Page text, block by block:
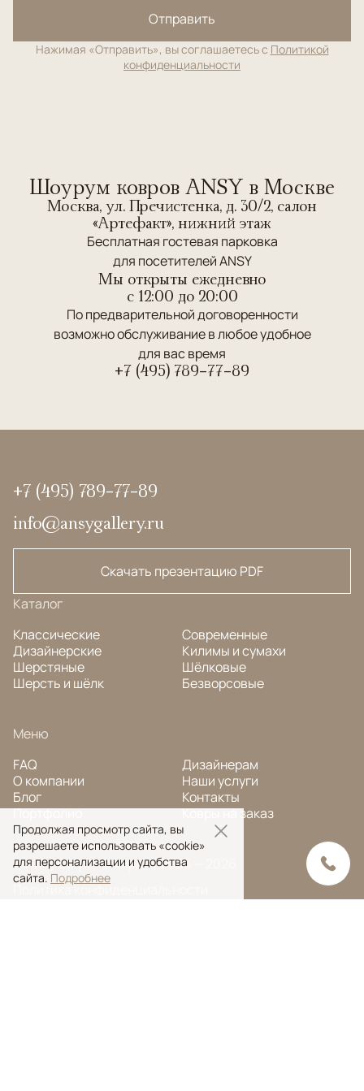
Отправить
Нажимая «Отправить», вы соглашаетесь с Политикой
конфиденциальности
Шоурум ковров ANSY в Москве
Москва, ул. Пречистенка, д. 30/2, салон
«Артефакт», нижний этаж
Бесплатная гостевая парковка
для посетителей ANSY
Мы открыты ежедневно
c 12:00 до 20:00
По предварительной договоренности
возможно обслуживание в любое удобное
для вас время
+7 (495) 789-77-89
+7 (495) 789-77-89
info@ansygallery.ru
Скачать презентацию PDF
Каталог
Классические
Дизайнерские
Шерстяные
Шерсть и шёлк
Современные
Килимы и сумахи
Шёлковые
Безворсовые
Меню
FAQ
О компании
Блог
Портфолио
Дизайнерам
Наши услуги
Контакты
Ковры на заказ
© Ansy Carpet Company 2005 — 2026
Политика конфиденциальности
Продолжая просмотр сайта, вы
разрешаете использовать «cookie»
для персонализации и удобства
сайта. Подробнее